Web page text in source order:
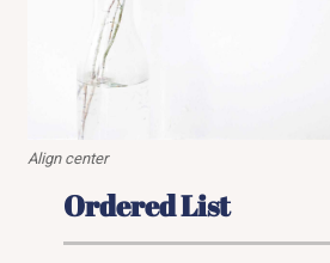
Align center
Ordered List